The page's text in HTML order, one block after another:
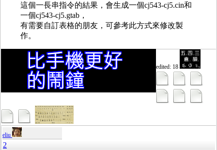
這個一長串指令的結果，會生成一個cj543-cj5.cin和
一個cj543-cj5.gtab，
有需要自訂表格的朋友，可參考此方式來修改製
作。
edited: 18
eliu
2